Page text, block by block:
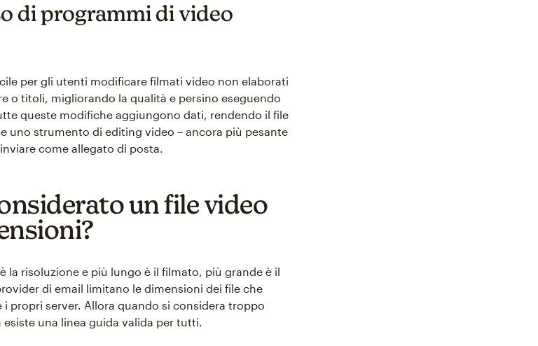
di programmi di video
per gli utenti modificare filmati video non elaborati
o titoli, migliorando la qualità e persino eseguendo
queste modifiche aggiungono dati, rendendo il file
uno strumento di editing video – ancora più pesante
come allegato di posta.
un file video
la risoluzione e più lungo è il filmato, più grande è il
di email limitano le dimensioni dei file che
propri server. Allora quando si considera troppo
una linea guida valida per tutti.